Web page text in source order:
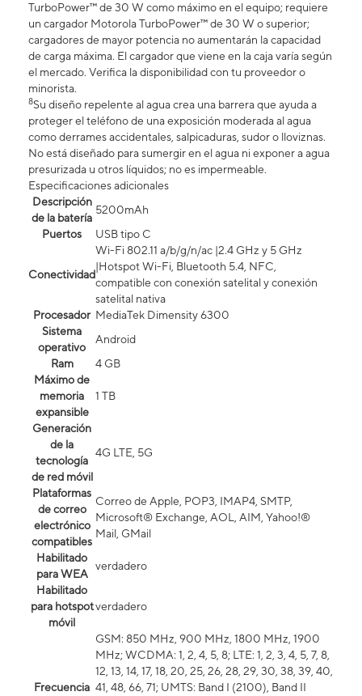
TurboPower™ de 30 W como máximo en el equipo; requiere
un cargador Motorola TurboPower™ de 30 W o superior;
cargadores de mayor potencia no aumentarán la capacidad
de carga máxima. El cargador que viene en la caja varía según
el mercado. Verifica la disponibilidad con tu proveedor o
minorista.
8Su diseño repelente al agua crea una barrera que ayuda a
proteger el teléfono de una exposición moderada al agua
como derrames accidentales, salpicaduras, sudor o lloviznas.
No está diseñado para sumergir en el agua ni exponer a agua
presurizada u otros líquidos; no es impermeable.
Especificaciones adicionales
Descripción
de la batería
5200mAh
Puertos
USB tipo C
Conectividad
Wi-Fi 802.11 a/b/g/n/ac |2.4 GHz y 5 GHz
|Hotspot Wi-Fi, Bluetooth 5.4, NFC,
compatible con conexión satelital y conexión
satelital nativa
Procesador MediaTek Dimensity 6300
Sistema
operativo
Android
Ram
4 GB
Máximo de
memoria
expansible
1 TB
Generación
de la
tecnología
de red móvil
4G LTE, 5G
Plataformas
de correo
electrónico
compatibles
Correo de Apple, POP3, IMAP4, SMTP,
Microsoft® Exchange, AOL, AIM, Yahoo!®
Mail, GMail
Habilitado
para WEA
verdadero
Habilitado
para hotspot
móvil
verdadero
Frecuencia
GSM: 850 MHz, 900 MHz, 1800 MHz, 1900
MHz; WCDMA: 1, 2, 4, 5, 8; LTE: 1, 2, 3, 4, 5, 7, 8,
12, 13, 14, 17, 18, 20, 25, 26, 28, 29, 30, 38, 39, 40,
41, 48, 66, 71; UMTS: Band I (2100), Band II